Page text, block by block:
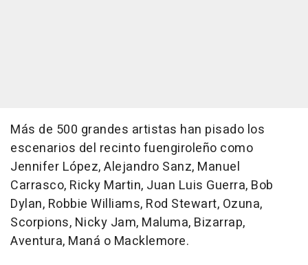
Más de 500 grandes artistas han pisado los
escenarios del recinto fuengiroleño como
Jennifer López, Alejandro Sanz, Manuel
Carrasco, Ricky Martin, Juan Luis Guerra, Bob
Dylan, Robbie Williams, Rod Stewart, Ozuna,
Scorpions, Nicky Jam, Maluma, Bizarrap,
Aventura, Maná o Macklemore.